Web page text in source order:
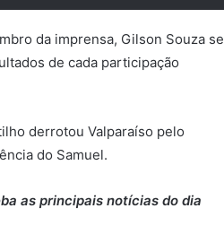
da imprensa, Gilson Souza se
de cada participação
derrotou Valparaíso pelo
do Samuel.
as principais notícias do dia